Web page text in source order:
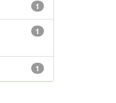
1
1
1